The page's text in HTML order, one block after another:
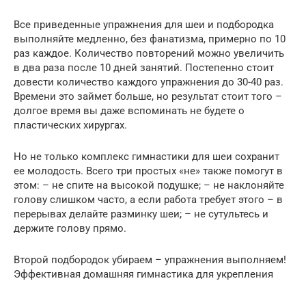
Все приведенные упражнения для шеи и подбородка
выполняйте медленно, без фанатизма, примерно по 10
раз каждое. Количество повторений можно увеличить
в два раза после 10 дней занятий. Постепенно стоит
довести количество каждого упражнения до 30-40 раз.
Времени это займет больше, но результат стоит того –
долгое время вы даже вспоминать не будете о
пластических хирургах.
Но не только комплекс гимнастики для шеи сохранит
ее молодость. Всего три простых «не» также помогут в
этом: – не спите на высокой подушке; – не наклоняйте
голову слишком часто, а если работа требует этого – в
перерывах делайте разминку шеи; – не сутультесь и
держите голову прямо.
Второй подбородок убираем – упражнения выполняем!
Эффективная домашняя гимнастика для укрепления